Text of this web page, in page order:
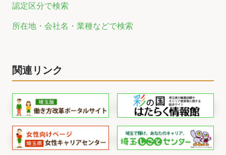
認定区分で検索
所在地・会社名・業種などで検索
関連リンク